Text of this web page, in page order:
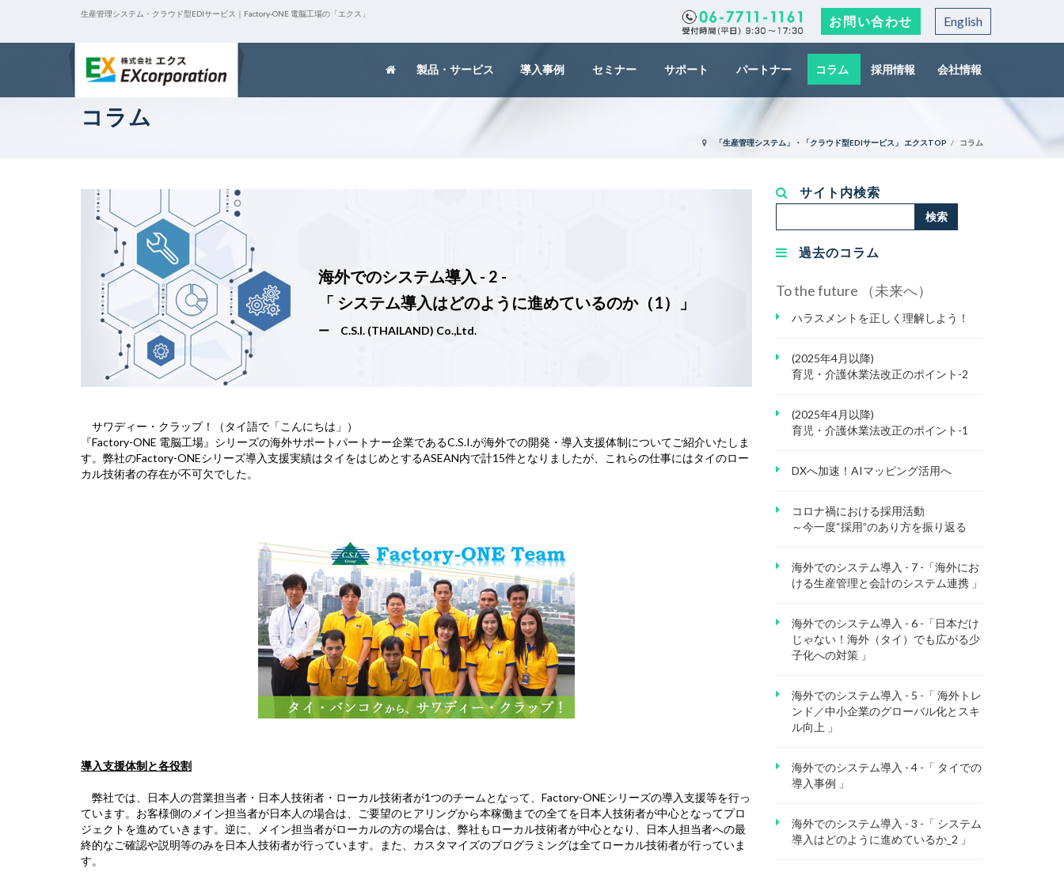
お問い合わせ English
生産管理システム・クラウド型EDIサービス｜Factory-ONE 電脳工場の「エクス」
製品・サービス 導入事例 セミナー サポート パートナー コラム 採用情報 会社情報
「生産管理システム」・「クラウド型EDIサービス」 エクスTOP コラム
コラム
海外でのシステム導入 - 2 -
「 システム導入はどのように進めているのか（1）」
ー C.S.I. (THAILAND) Co.,Ltd.
サワディー・クラップ！（タイ語で「こんにちは」）
『Factory-ONE 電脳工場』シリーズの海外サポートパートナー企業であるC.S.I.が海外での開発・導入支援体制についてご紹介いたしま
す。弊社のFactory-ONEシリーズ導入支援実績はタイをはじめとするASEAN内で計15件となりましたが、これらの仕事にはタイのロー
カル技術者の存在が不可欠でした。
導入支援体制と各役割
弊社では、日本人の営業担当者・日本人技術者・ローカル技術者が1つのチームとなって、Factory-ONEシリーズの導入支援等を行っ
ています。お客様側のメイン担当者が日本人の場合は、ご要望のヒアリングから本稼働までの全てを日本人技術者が中心となってプロ
ジェクトを進めていきます。逆に、メイン担当者がローカルの方の場合は、弊社もローカル技術者が中心となり、日本人担当者への最
終的なご確認や説明等のみを日本人技術者が行っています。また、カスタマイズのプログラミングは全てローカル技術者が行っていま
す。
サイト内検索
索...
検索
過去のコラム
To the future （未来へ）
ハラスメントを正しく理解しよう！
(2025年4月以降)
育児・介護休業法改正のポイント-2
(2025年4月以降)
育児・介護休業法改正のポイント-1
DXへ加速！AIマッピング活用へ
コロナ禍における採用活動
～今一度“採用”のあり方を振り返る
海外でのシステム導入 - 7 -「海外にお
ける生産管理と会計のシステム連携 」
海外でのシステム導入 - 6 -「日本だけ
じゃない！海外（タイ）でも広がる少
子化への対策 」
海外でのシステム導入 - 5 -「 海外トレ
ンド／中小企業のグローバル化とスキ
ル向上 」
海外でのシステム導入 - 4 -「 タイでの
導入事例 」
海外でのシステム導入 - 3 -「 システム
導入はどのように進めているか_2 」